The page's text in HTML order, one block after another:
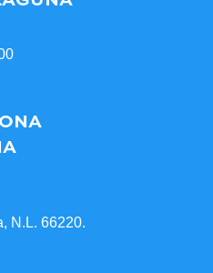
N.L. 66220.